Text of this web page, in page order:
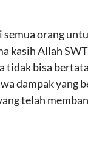
orang
kasih Allah
tidak bisa
dampak yang
telah